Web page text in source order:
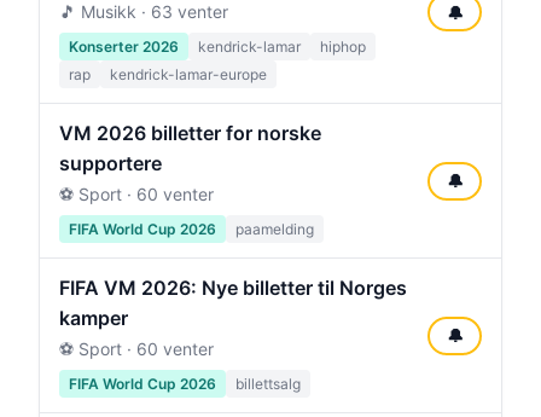
🎵 Musikk · 63 venter
Konserter 2026 kendrick-lamar
hiphop
rap
kendrick-lamar-europe
🔔
VM 2026 billetter for norske
supportere
⚽ Sport · 60 venter
FIFA World Cup 2026 paamelding
🔔
FIFA VM 2026: Nye billetter til Norges
kamper
⚽ Sport · 60 venter
FIFA World Cup 2026 billettsalg
🔔